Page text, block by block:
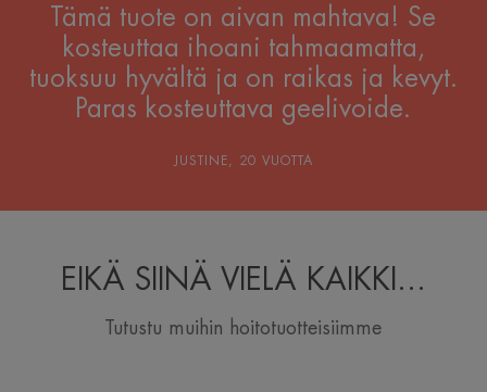
Tämä tuote on aivan mahtava! Se
kosteuttaa ihoani tahmaamatta,
tuoksuu hyvältä ja on raikas ja kevyt.
Paras kosteuttava geelivoide.
JUSTINE, 20 VUOTTA
EIKÄ SIINÄ VIELÄ KAIKKI...
Tutustu muihin hoitotuotteisiimme